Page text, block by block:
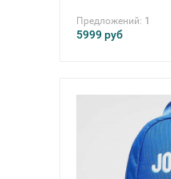
Предложений: 1
5999руб